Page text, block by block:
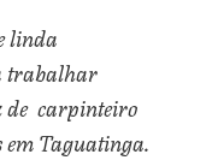
linda
trabalhar
carpinteiro
Taguatinga.